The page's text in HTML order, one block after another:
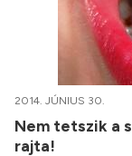
2014. JÚNIUS 30.
Nem tetszik a
rajta!